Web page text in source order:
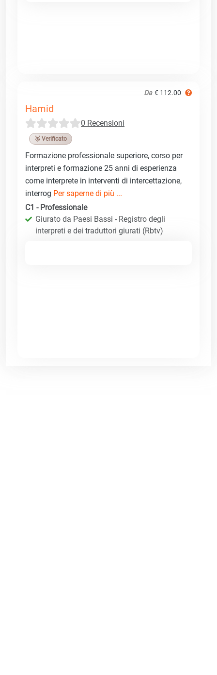
Da € 112.00
Hamid
0 Recensioni
🥉 Verificato
Formazione professionale superiore, corso per
interpreti e formazione 25 anni di esperienza
come interprete in interventi di intercettazione,
interrog Per saperne di più ...
C1 - Professionale
Giurato da Paesi Bassi - Registro degli
interpreti e dei traduttori giurati (Rbtv)